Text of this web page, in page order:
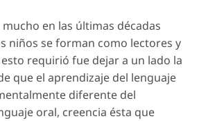
en las últimas décadas
niños se forman como lectores y
requirió fue dejar a un lado la
que el aprendizaje del lenguaje
diferente del
oral, creencia ésta que